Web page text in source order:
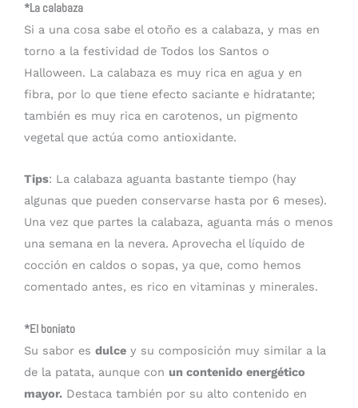
*La calabaza
Si a una cosa sabe el otoño es a calabaza, y mas en
torno a la festividad de Todos los Santos o
Halloween. La calabaza es muy rica en agua y en
fibra, por lo que tiene efecto saciante e hidratante;
también es muy rica en carotenos, un pigmento
vegetal que actúa como antioxidante.
Tips: La calabaza aguanta bastante tiempo (hay
algunas que pueden conservarse hasta por 6 meses).
Una vez que partes la calabaza, aguanta más o menos
una semana en la nevera. Aprovecha el líquido de
cocción en caldos o sopas, ya que, como hemos
comentado antes, es rico en vitaminas y minerales.
*El boniato
Su sabor es dulce y su composición muy similar a la
de la patata, aunque con un contenido energético
mayor. Destaca también por su alto contenido en